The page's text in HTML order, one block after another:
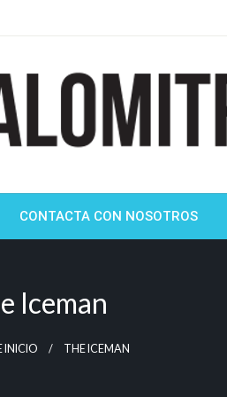
CONTACTA CON NOSOTROS
Iceman
INICIO THE ICEMAN